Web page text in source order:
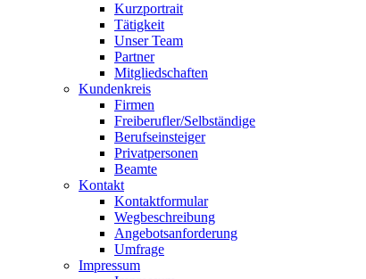
Kurzportrait
Tätigkeit
Unser Team
Partner
Mitgliedschaften
Kundenkreis
Firmen
Freiberufler/Selbständige
Berufseinsteiger
Privatpersonen
Beamte
Kontakt
Kontaktformular
Wegbeschreibung
Angebotsanforderung
Umfrage
Impressum